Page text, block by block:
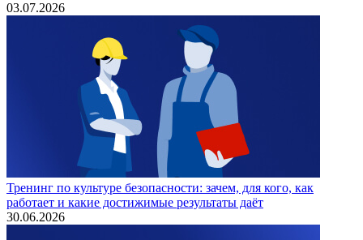
03.07.2026
Тренинг по культуре безопасности: зачем, для кого, как
работает и какие достижимые результаты даёт
30.06.2026